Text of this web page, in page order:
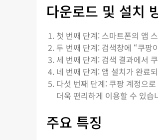
다운로드 및 설치
첫 번째 단계: 스마트폰의 앱
두 번째 단계: 검색창에 “쿠팡
세 번째 단계: 검색 결과에서
네 번째 단계: 앱 설치가 완료
다섯 번째 단계: 쿠팡 계정으
더욱 편리하게 이용할 수 있습
주요 특징